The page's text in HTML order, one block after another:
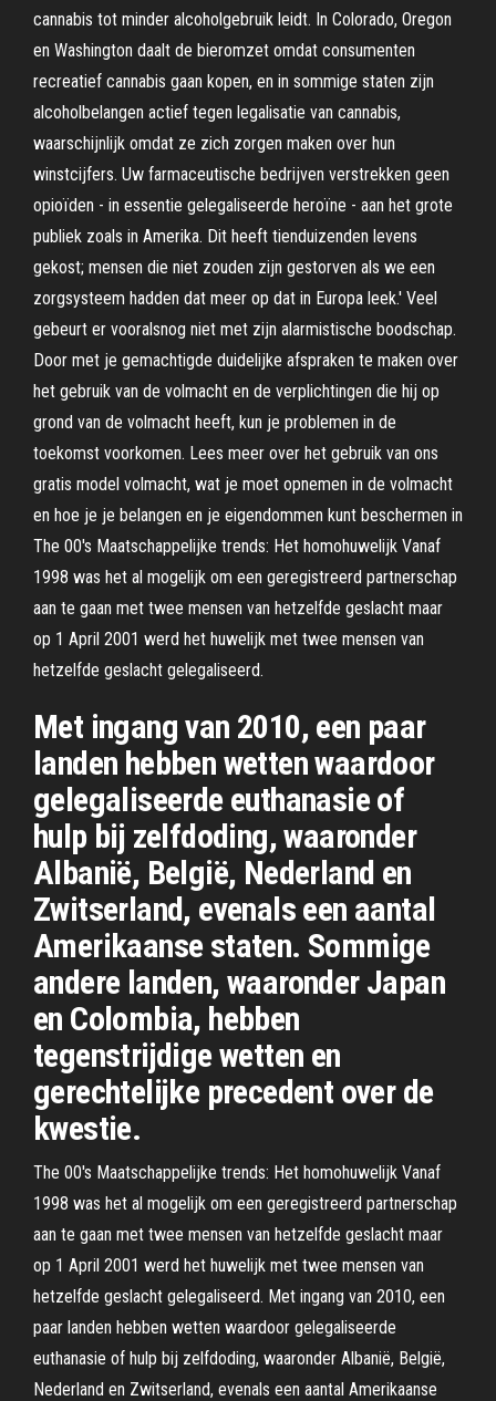
cannabis tot minder alcoholgebruik leidt. In Colorado, Oregon
en Washington daalt de bieromzet omdat consumenten
recreatief cannabis gaan kopen, en in sommige staten zijn
alcoholbelangen actief tegen legalisatie van cannabis,
waarschijnlijk omdat ze zich zorgen maken over hun
winstcijfers. Uw farmaceutische bedrijven verstrekken geen
opioïden - in essentie gelegaliseerde heroïne - aan het grote
publiek zoals in Amerika. Dit heeft tienduizenden levens
gekost; mensen die niet zouden zijn gestorven als we een
zorgsysteem hadden dat meer op dat in Europa leek.' Veel
gebeurt er vooralsnog niet met zijn alarmistische boodschap.
Door met je gemachtigde duidelijke afspraken te maken over
het gebruik van de volmacht en de verplichtingen die hij op
grond van de volmacht heeft, kun je problemen in de
toekomst voorkomen. Lees meer over het gebruik van ons
gratis model volmacht, wat je moet opnemen in de volmacht
en hoe je je belangen en je eigendommen kunt beschermen in
The 00's Maatschappelijke trends: Het homohuwelijk Vanaf
1998 was het al mogelijk om een geregistreerd partnerschap
aan te gaan met twee mensen van hetzelfde geslacht maar
op 1 April 2001 werd het huwelijk met twee mensen van
hetzelfde geslacht gelegaliseerd.
Met ingang van 2010, een paar
landen hebben wetten waardoor
gelegaliseerde euthanasie of
hulp bij zelfdoding, waaronder
Albanië, België, Nederland en
Zwitserland, evenals een aantal
Amerikaanse staten. Sommige
andere landen, waaronder Japan
en Colombia, hebben
tegenstrijdige wetten en
gerechtelijke precedent over de
kwestie.
The 00's Maatschappelijke trends: Het homohuwelijk Vanaf
1998 was het al mogelijk om een geregistreerd partnerschap
aan te gaan met twee mensen van hetzelfde geslacht maar
op 1 April 2001 werd het huwelijk met twee mensen van
hetzelfde geslacht gelegaliseerd. Met ingang van 2010, een
paar landen hebben wetten waardoor gelegaliseerde
euthanasie of hulp bij zelfdoding, waaronder Albanië, België,
Nederland en Zwitserland, evenals een aantal Amerikaanse